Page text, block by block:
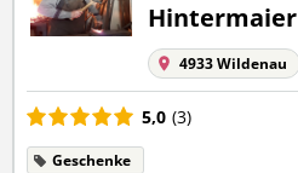
Hintermaier
4933 Wildenau
5,0 (3)
Geschenke